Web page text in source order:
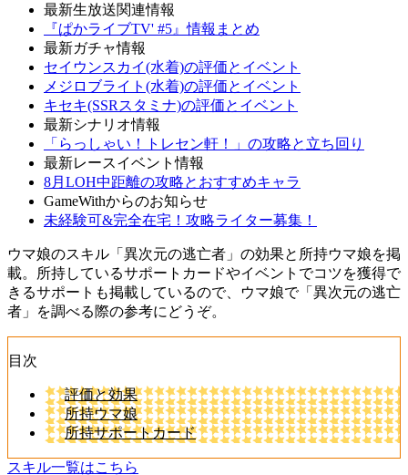
最新生放送関連情報
『ぱかライブTV' #5』情報まとめ
最新ガチャ情報
セイウンスカイ(水着)の評価とイベント
メジロブライト(水着)の評価とイベント
キセキ(SSRスタミナ)の評価とイベント
最新シナリオ情報
「らっしゃい！トレセン軒！」の攻略と立ち回り
最新レースイベント情報
8月LOH中距離の攻略とおすすめキャラ
GameWithからのお知らせ
未経験可&完全在宅！攻略ライター募集！
ウマ娘のスキル「異次元の逃亡者」の効果と所持ウマ娘を掲
載。所持しているサポートカードやイベントでコツを獲得で
きるサポートも掲載しているので、ウマ娘で「異次元の逃亡
者」を調べる際の参考にどうぞ。
目次
評価と効果
所持ウマ娘
所持サポートカード
スキル一覧はこちら